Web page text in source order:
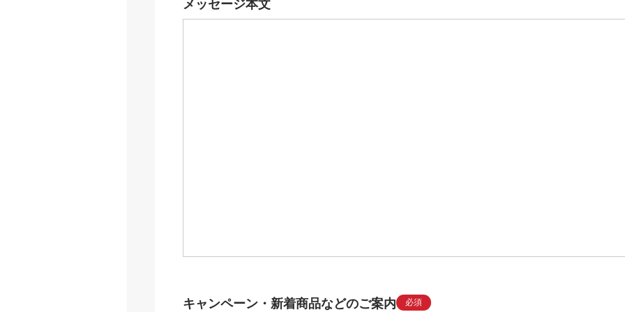
メッセージ本文
キャンペーン・新着商品などのご案内 必須